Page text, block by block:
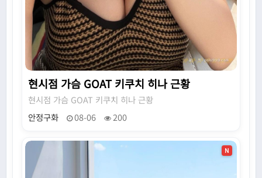
현시점 가슴 GOAT 키쿠치 히나 근황
현시점 가슴 GOAT 키쿠치 히나 근황
안정구화
08-06 200
N